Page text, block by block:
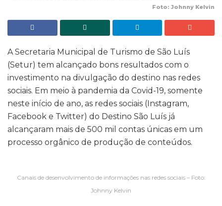
Foto: Johnny Kelvin
A Secretaria Municipal de Turismo de São Luís
(Setur) tem alcançado bons resultados com o
investimento na divulgação do destino nas redes
sociais. Em meio à pandemia da Covid-19, somente
neste início de ano, as redes sociais (Instagram,
Facebook e Twitter) do Destino São Luís já
alcançaram mais de 500 mil contas únicas em um
processo orgânico de produção de conteúdos.
Canais de desenvolvimento de informações nas redes sociais – Foto:
Johnny Kelvin